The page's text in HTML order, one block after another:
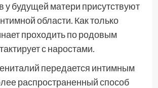
у будущей матери присутствуют
области. Как только
проходить по родовым
с наростами.
передается интимным
распространенный способ